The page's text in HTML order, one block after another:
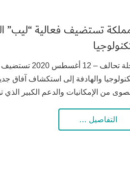
تستضيف فعالية “ليب”
مجلة تحالف
والهادفة إلى استكشاف آفاق
من الإمكانيات والدعم الكبير الذي
التفاصيل …